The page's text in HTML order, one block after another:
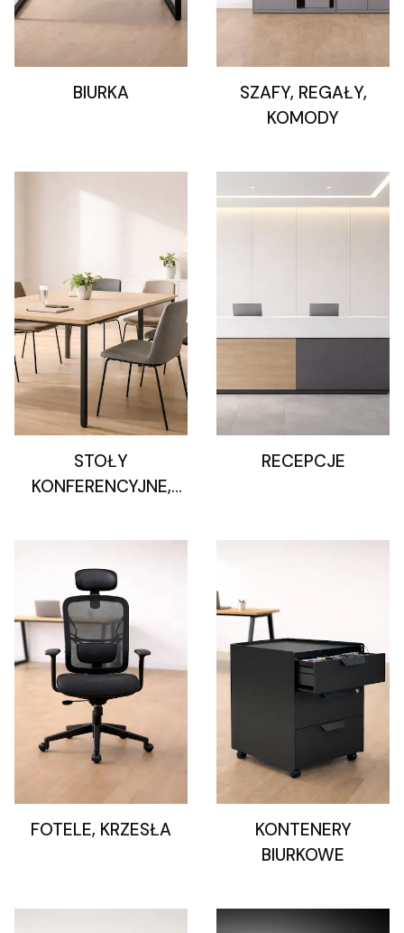
BIURKA
SZAFY, REGAŁY,
KOMODY
STOŁY
KONFERENCYJNE,
RECEPCJE
FOTELE, KRZESŁA
KONTENERY
BIURKOWE